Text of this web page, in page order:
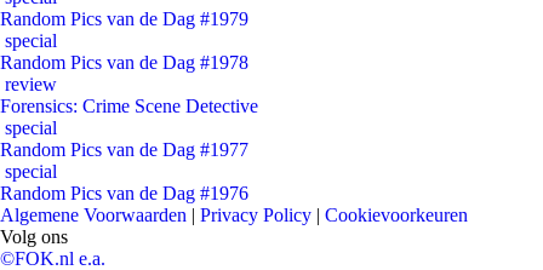
Random Pics van de Dag #1979
special
Random Pics van de Dag #1978
review
Forensics: Crime Scene Detective
special
Random Pics van de Dag #1977
special
Random Pics van de Dag #1976
Algemene Voorwaarden | Privacy Policy | Cookievoorkeuren
Volg ons
©FOK.nl e.a.